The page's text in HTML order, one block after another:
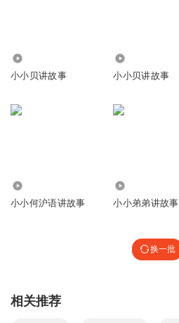
小小贝讲故事 小小贝讲故事
小小何沪语讲故事 小小弟弟讲故事
换一批
相关推荐